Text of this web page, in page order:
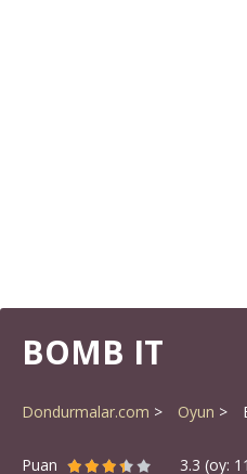
BOMB IT
Dondurmalar.com Oyun
Puan 3.3 (oy: